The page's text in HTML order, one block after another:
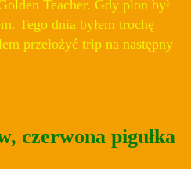
Teacher. Gdy plon był
Tego dnia byłem trochę
przełożyć trip na następny
czerwona pigułka